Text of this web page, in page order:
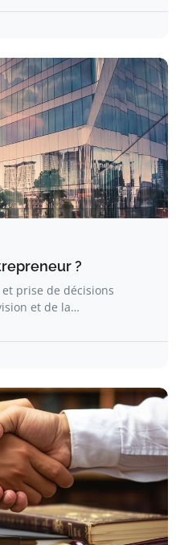
?
et prise de décisions
et de la…